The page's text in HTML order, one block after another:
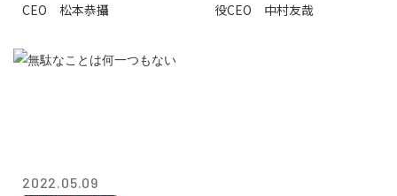
CEO 松本恭攝
役CEO 中村友哉
2022.05.09